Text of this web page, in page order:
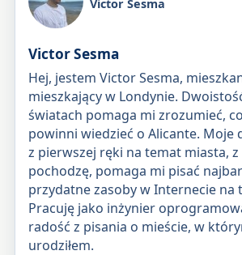
Victor Sesma
Victor Sesma
Hej, jestem Victor Sesma,
mieszkający w Londynie.
światach pomaga mi zrozumieć,
powinni wiedzieć o Alicante. Moje
z pierwszej ręki na temat miasta,
pochodzę, pomaga mi pisać
przydatne zasoby w Internecie na
Pracuję jako inżynier
radość z pisania o mieście, w
urodziłem.